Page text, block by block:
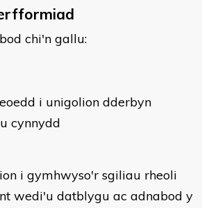
chi'n gallu:
i unigolion dderbyn
cynnydd
i gymhwyso'r sgiliau rheoli
wedi'u datblygu ac adnabod y